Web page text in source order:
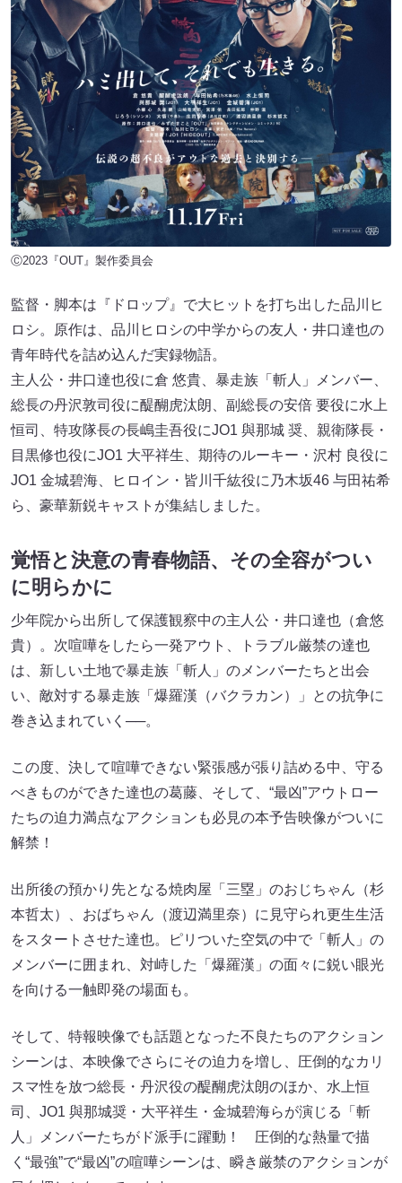
Ⓒ2023『OUT』製作委員会
監督・脚本は『ドロップ』で大ヒットを打ち出した品川ヒ
ロシ。原作は、品川ヒロシの中学からの友人・井口達也の
青年時代を詰め込んだ実録物語。
主人公・井口達也役に倉 悠貴、暴走族「斬人」メンバー、
総長の丹沢敦司役に醍醐虎汰朗、副総長の安倍 要役に⽔上
恒司、特攻隊長の長嶋圭吾役にJO1 與那城 奨、親衛隊長・
目黒修也役にJO1 ⼤平祥⽣、期待のルーキー・沢村 良役に
JO1 ⾦城碧海、ヒロイン・皆川千紘役に乃木坂46 与田祐希
ら、豪華新鋭キャストが集結しました。
覚悟と決意の青春物語、その全容がつい
に明らかに
少年院から出所して保護観察中の主人公・井口達也（倉悠
貴）。次喧嘩をしたら一発アウト、トラブル厳禁の達也
は、新しい土地で暴走族「斬人」のメンバーたちと出会
い、敵対する暴走族「爆羅漢（バクラカン）」との抗争に
巻き込まれていく──。
この度、決して喧嘩できない緊張感が張り詰める中、守る
べきものができた達也の葛藤、そして、“最凶”アウトロー
たちの迫力満点なアクションも必見の本予告映像がついに
解禁！
出所後の預かり先となる焼肉屋「三塁」のおじちゃん（杉
本哲太）、おばちゃん（渡辺満里奈）に見守られ更生生活
をスタートさせた達也。ピリついた空気の中で「斬人」の
メンバーに囲まれ、対峙した「爆羅漢」の面々に鋭い眼光
を向ける一触即発の場面も。
そして、特報映像でも話題となった不良たちのアクション
シーンは、本映像でさらにその迫力を増し、圧倒的なカリ
スマ性を放つ総長・丹沢役の醍醐虎汰朗のほか、⽔上恒
司、JO1 與那城奨・⼤平祥⽣・⾦城碧海らが演じる「斬
人」メンバーたちがド派手に躍動！ 圧倒的な熱量で描
く“最強”で“最凶”の喧嘩シーンは、瞬き厳禁のアクションが